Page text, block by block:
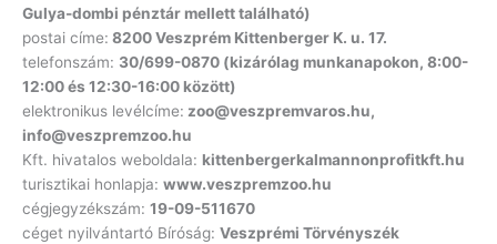
Gulya-dombi pénztár mellett található)
postai címe: 8200 Veszprém Kittenberger K. u. 17.
telefonszám: 30/699-0870 (kizárólag munkanapokon, 8:00-
12:00 és 12:30-16:00 között)
elektronikus levélcíme: zoo@veszpremvaros.hu,
info@veszpremzoo.hu
Kft. hivatalos weboldala: kittenbergerkalmannonprofitkft.hu
turisztikai honlapja: www.veszpremzoo.hu
cégjegyzékszám: 19-09-511670
céget nyilvántartó Bíróság: Veszprémi Törvényszék